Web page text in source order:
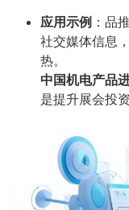
应用示例 ：品
社交媒体信息
热。
中国机电产品
是提升展会投